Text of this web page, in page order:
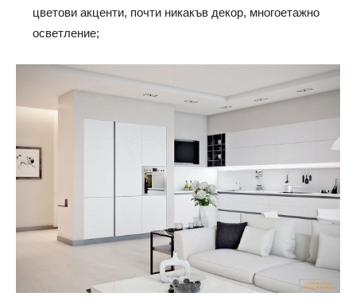
цветови акценти, почти никакъв декор, многоетажно
осветление;